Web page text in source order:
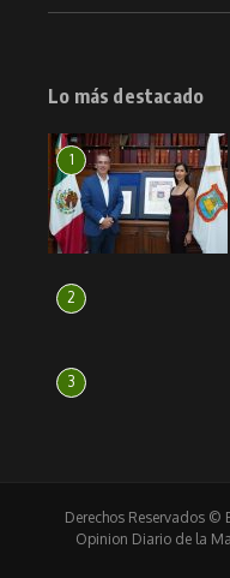
Lo más destacado
1
2
3
Derechos Reservados ©
Opinion Diario de la